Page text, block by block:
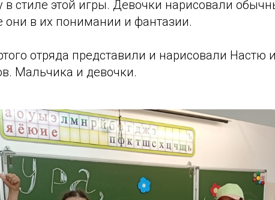
в стиле этой игры. Девочки нарисовали
они в их понимании и фантазии.
отряда представили и нарисовали Настю
Мальчика и девочки.